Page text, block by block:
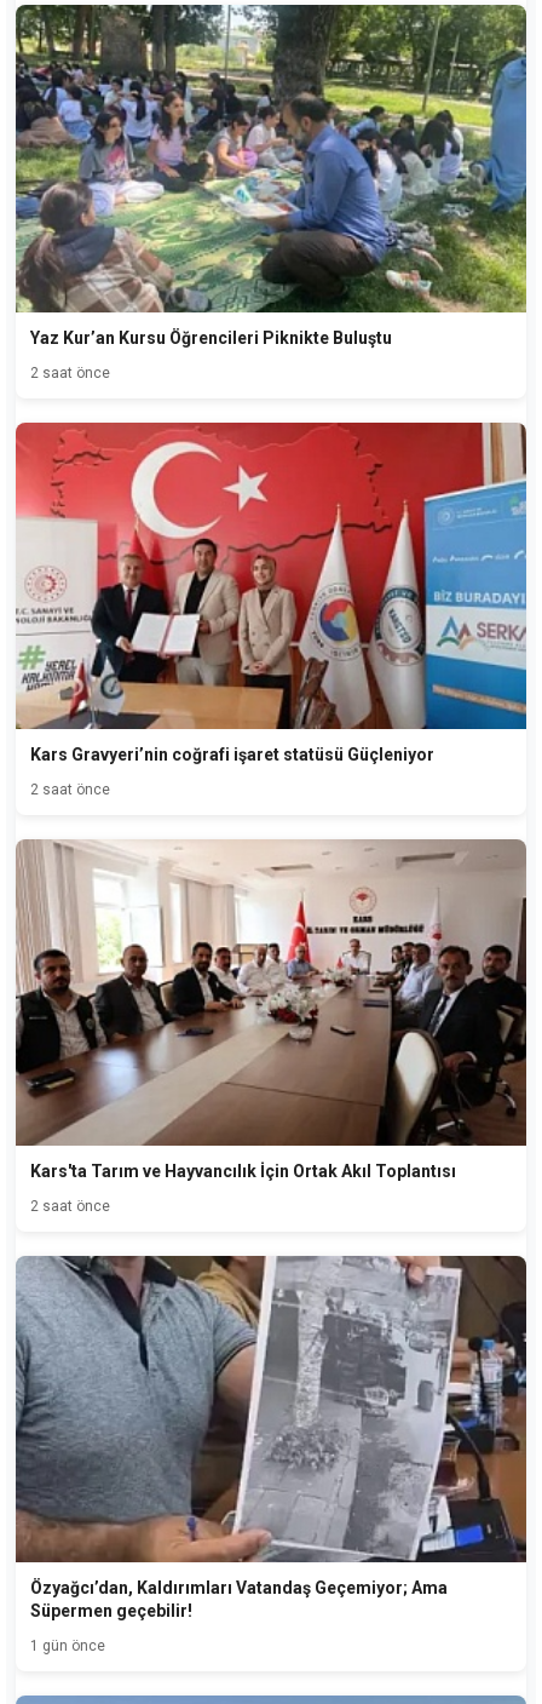
Yaz Kur’an Kursu Öğrencileri Piknikte Buluştu
2 saat önce
Kars Gravyeri’nin coğrafi işaret statüsü Güçleniyor
2 saat önce
Kars'ta Tarım ve Hayvancılık İçin Ortak Akıl Toplantısı
2 saat önce
Özyağcı’dan, Kaldırımları Vatandaş Geçemiyor; Ama
Süpermen geçebilir!
1 gün önce